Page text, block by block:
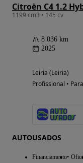
Citroën C4 1.2
1199 cm3 • 145 cv
8 036 km
2025
Leiria (Leiria)
Profissional •
AUTOUSADOS
Financiamento